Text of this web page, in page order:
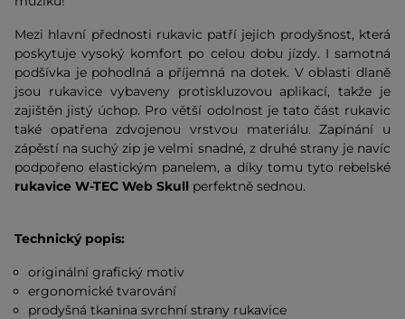
Mezi hlavní přednosti rukavic patří jejich prodyšnost, která
poskytuje vysoký komfort po celou dobu jízdy. I samotná
podšívka je pohodlná a příjemná na dotek. V oblasti dlaně
jsou rukavice vybaveny protiskluzovou aplikací, takže je
zajištěn jistý úchop. Pro větší odolnost je tato část rukavic
také opatřena zdvojenou vrstvou materiálu. Zapínání u
zápěstí na suchý zip je velmi snadné, z druhé strany je navíc
podpořeno elastickým panelem, a díky tomu tyto rebelské
rukavice W-TEC Web Skull perfektně sednou.
Technický popis:
originální grafický motiv
ergonomické tvarování
prodyšná tkanina svrchní strany rukavice